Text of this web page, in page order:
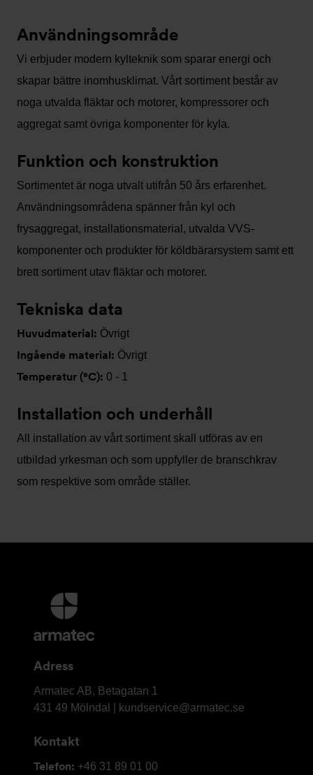
Användningsområde
Vi erbjuder modern kylteknik som sparar energi och
skapar bättre inomhusklimat. Vårt sortiment består av
noga utvalda fläktar och motorer, kompressorer och
aggregat samt övriga komponenter för kyla.
Funktion och konstruktion
Sortimentet är noga utvalt utifrån 50 års erfarenhet.
Användningsområdena spänner från kyl och
frysaggregat, installationsmaterial, utvalda VVS-
komponenter och produkter för köldbärarsystem samt ett
brett sortiment utav fläktar och motorer.
Tekniska data
Huvudmaterial: Övrigt
Ingående material: Övrigt
Temperatur (°C): 0 - 1
Installation och underhåll
All installation av vårt sortiment skall utföras av en
utbildad yrkesman och som uppfyller de branschkrav
som respektive som område ställer.
Ytterligare
information
och
Adress
Armatec
AB
Armatec AB, Betagatan 1
431 49 Mölndal |
kundservice@armatec.se
Kontakt
Telefon: +46 31 89 01 00